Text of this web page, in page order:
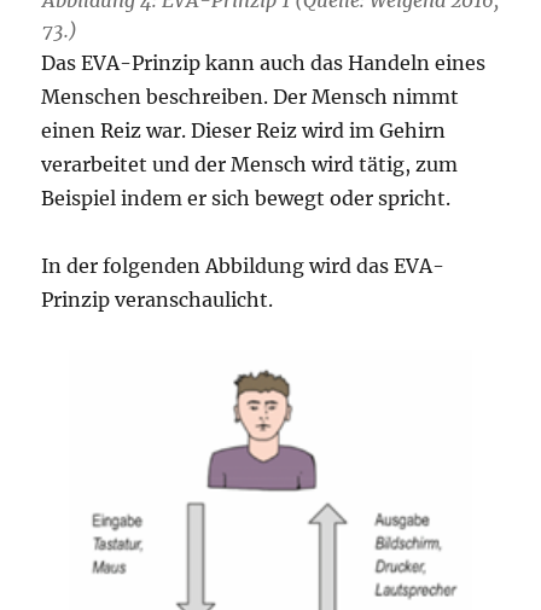
73.)
Das EVA-Prinzip kann auch das Handeln eines
Menschen beschreiben. Der Mensch nimmt
einen Reiz war. Dieser Reiz wird im Gehirn
verarbeitet und der Mensch wird tätig, zum
Beispiel indem er sich bewegt oder spricht.
In der folgenden Abbildung wird das EVA-
Prinzip veranschaulicht.